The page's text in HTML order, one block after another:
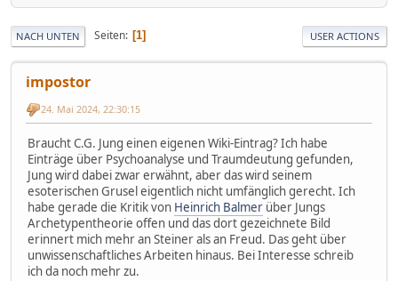
NACH UNTEN Seiten 1 USER ACTIONS
impostor
24. Mai 2024, 22:30:15
Braucht C.G. Jung einen eigenen Wiki-Eintrag? Ich habe
Einträge über Psychoanalyse und Traumdeutung gefunden,
Jung wird dabei zwar erwähnt, aber das wird seinem
esoterischen Grusel eigentlich nicht umfänglich gerecht. Ich
habe gerade die Kritik von Heinrich Balmer über Jungs
Archetypentheorie offen und das dort gezeichnete Bild
erinnert mich mehr an Steiner als an Freud. Das geht über
unwissenschaftliches Arbeiten hinaus. Bei Interesse schreib
ich da noch mehr zu.